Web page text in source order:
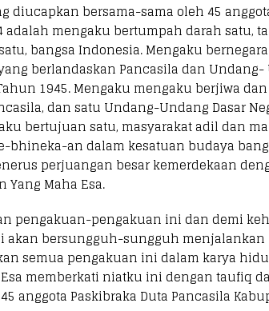
diucapkan bersama-sama oleh 45
adalah mengaku bertumpah darah satu,
bangsa Indonesia. Mengaku
berlandaskan Pancasila dan Undang-
1945. Mengaku mengaku berjiwa
dan satu Undang-Undang Dasar
bertujuan satu, masyarakat adil dan
bhineka-an dalam kesatuan budaya
perjuangan besar kemerdekaan
Yang Maha Esa.
pengakuan-pengakuan ini dan demi
akan bersungguh-sungguh
semua pengakuan ini dalam karya
Esa memberkati niatku ini dengan taufiq
anggota Paskibraka Duta Pancasila